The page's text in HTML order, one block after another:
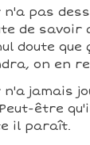
n'a pas
de savoir
doute que
on en
jamais
être
il paraît.